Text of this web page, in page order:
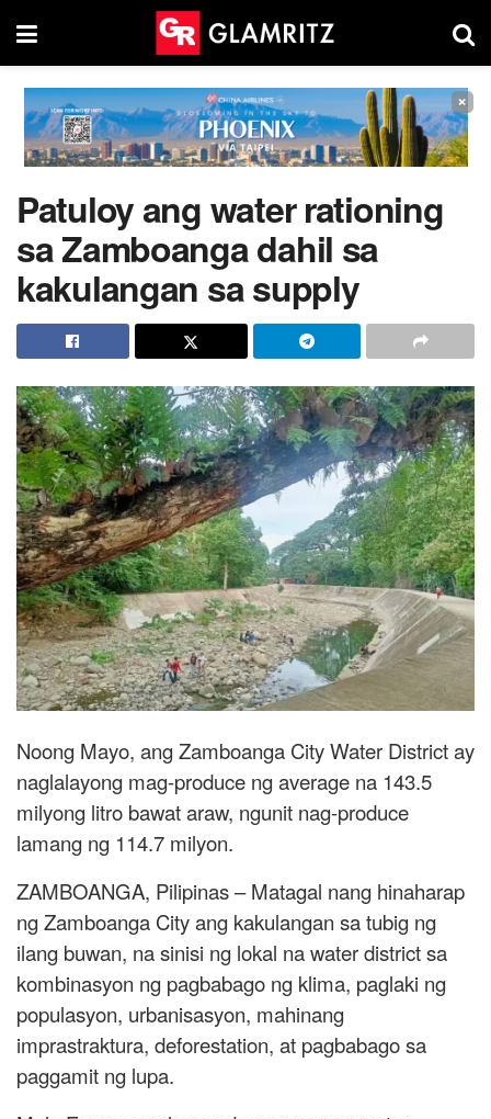
×
Patuloy ang water rationing
sa Zamboanga dahil sa
kakulangan sa supply
Noong Mayo, ang Zamboanga City Water District ay
naglalayong mag-produce ng average na 143.5
milyong litro bawat araw, ngunit nag-produce
lamang ng 114.7 milyon.
ZAMBOANGA, Pilipinas – Matagal nang hinaharap
ng Zamboanga City ang kakulangan sa tubig ng
ilang buwan, na sinisi ng lokal na water district sa
kombinasyon ng pagbabago ng klima, paglaki ng
populasyon, urbanisasyon, mahinang
imprastraktura, deforestation, at pagbabago sa
paggamit ng lupa.